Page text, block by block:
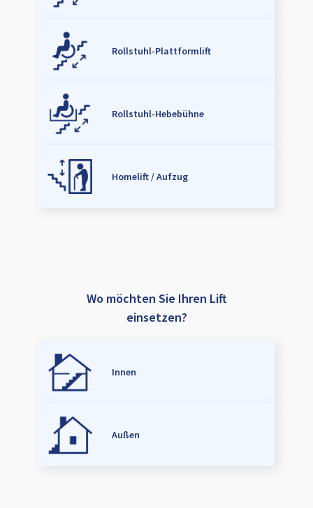
Rollstuhl-Plattformlift
Rollstuhl-Hebebühne
Homelift / Aufzug
Wo möchten Sie Ihren Lift
einsetzen?
Innen
Außen